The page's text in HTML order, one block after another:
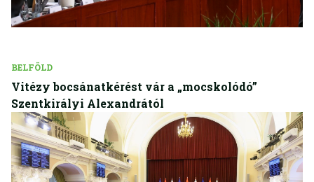
BELFÖLD
Vitézy bocsánatkérést vár a „mocskolódó”
Szentkirályi Alexandrától